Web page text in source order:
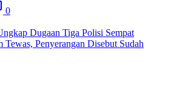
0
Dugaan Tiga Polisi Sempat
Tewas, Penyerangan Disebut Sudah